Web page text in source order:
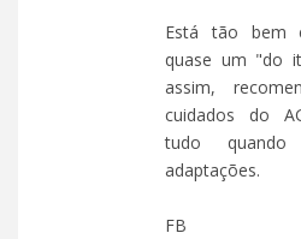
Está tão bem
quase um "do
assim,
cuidados do
tudo
adaptações.
FB